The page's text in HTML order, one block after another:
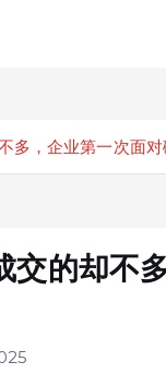
多，企业第一次面
交的却不